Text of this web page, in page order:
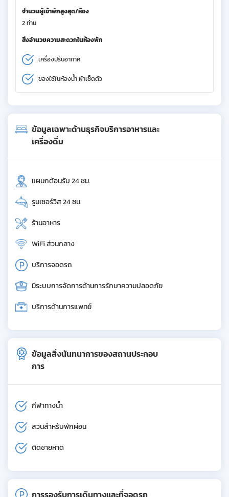
จำนวนผู้เข้าพักสูงสุด/ห้อง
2 ท่าน
สิ่งอำนวยความสะดวกในห้องพัก
เครื่องปรับอากาศ
ของใช้ในห้องน้ำ ผ้าเช็ดตัว
ข้อมูลเฉพาะด้านธุรกิจบริการอาหารและ
เครื่องดื่ม
แผนกต้อนรับ 24 ชม.
รูมเซอร์วิส 24 ชม.
ร้านอาหาร
WiFi ส่วนกลาง
บริการจอดรถ
มีระบบการจัดการด้านการรักษาความปลอดภัย
บริการด้านการแพทย์
ข้อมูลสิ่งนันทนาการของสถานประกอบ
การ
กีฬาทางน้ำ
สวนสำหรับพักผ่อน
ติดชายหาด
การรองรับการเดินทางและที่จอดรถ